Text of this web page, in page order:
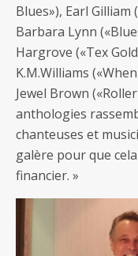
Blues»), Earl Gilliam
Barbara Lynn
Hargrove («Tex
K.M.Williams
Jewel Brown
anthologies
chanteuses et
galère pour que
financier. »